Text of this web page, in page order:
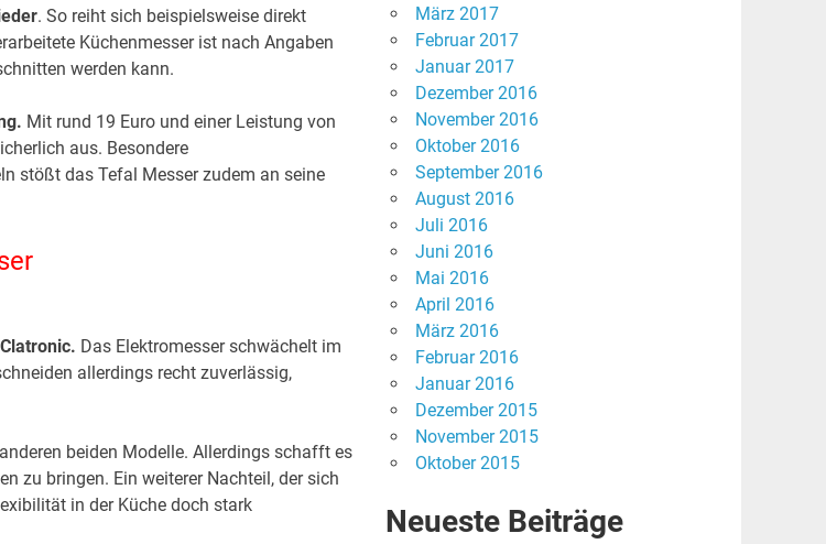
. So reiht sich beispielsweise direkt
Küchenmesser ist nach Angaben
werden kann.
Mit rund 19 Euro und einer Leistung von
aus. Besondere
stößt das Tefal Messer zudem an seine
Das Elektromesser schwächelt im
allerdings recht zuverlässig,
beiden Modelle. Allerdings schafft es
zu bringen. Ein weiterer Nachteil, der sich
in der Küche doch stark
März 2017
Februar 2017
Januar 2017
Dezember 2016
November 2016
Oktober 2016
September 2016
August 2016
Juli 2016
Juni 2016
Mai 2016
April 2016
März 2016
Februar 2016
Januar 2016
Dezember 2015
November 2015
Oktober 2015
Neueste Beiträge